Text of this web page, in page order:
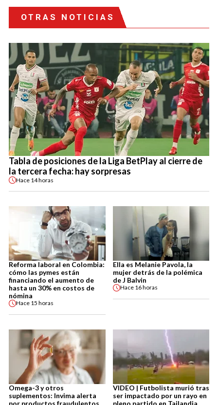
OTRAS NOTICIAS
Tabla de posiciones de la Liga BetPlay al cierre de
la tercera fecha: hay sorpresas
Hace 14 horas
Reforma laboral en Colombia:
cómo las pymes están
financiando el aumento de
hasta un 30% en costos de
nómina
Hace 15 horas
Ella es Melanie Pavola, la
mujer detrás de la polémica
de J Balvin
Hace 16 horas
Omega-3 y otros
suplementos: Invima alerta
por productos fraudulentos
VIDEO | Futbolista murió tras
ser impactado por un rayo en
pleno partido en Tailandia